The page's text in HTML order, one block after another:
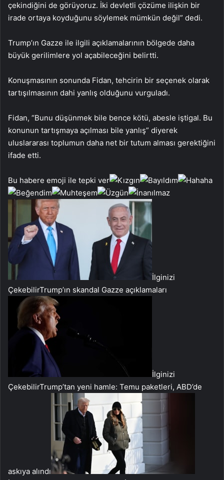
çekindiğini de görüyoruz. İki devletli çözüme ilişkin bir
irade ortaya koyduğunu söylemek mümkün değil” dedi.
Trump’ın Gazze ile ilgili açıklamalarının bölgede daha
büyük gerilimlere yol açabileceğini belirtti.
Konuşmasının sonunda Fidan, tehcirin bir seçenek olarak
tartışılmasının dahi yanlış olduğunu vurguladı.
Fidan, “Bunu düşünmek bile bence kötü, abesle iştigal. Bu
konunun tartışmaya açılması bile yanlış” diyerek
uluslararası toplumun daha net bir tutum alması gerektiğini
ifade etti.
Bu habere emoji ile tepki ver
İlginizi
ÇekebilirTrump’ın skandal Gazze açıklamaları
İlginizi
ÇekebilirTrump’tan yeni hamle: Temu paketleri, ABD’de
askıya alındı